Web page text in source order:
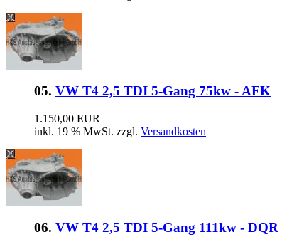
05. VW T4 2,5 TDI 5-Gang 75kw - AFK
1.150,00 EUR
inkl. 19 % MwSt. zzgl. Versandkosten
06. VW T4 2,5 TDI 5-Gang 111kw - DQR